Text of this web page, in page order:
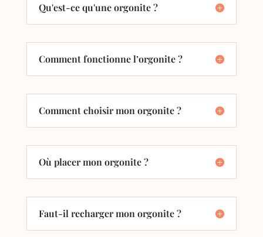
Qu'est-ce qu'une orgonite ?
Comment fonctionne l’orgonite ?
Comment choisir mon orgonite ?
Où placer mon orgonite ?
Faut-il recharger mon orgonite ?